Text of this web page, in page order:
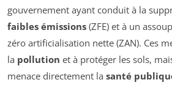
gouvernement ayant conduit à la
faibles émissions (ZFE) et à un
zéro artificialisation nette (ZAN). Ces
la pollution et à protéger les sols,
menace directement la santé